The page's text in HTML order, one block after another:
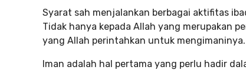
Syarat sah menjalankan berbagai aktifitas
Tidak hanya kepada Allah yang merupakan
yang Allah perintahkan untuk mengimaninya.
Iman adalah hal pertama yang perlu hadir